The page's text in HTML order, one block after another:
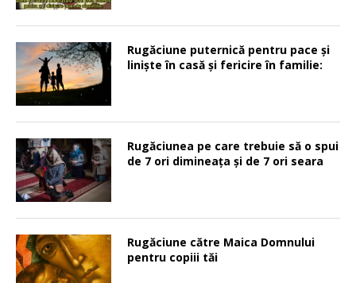
Rugăciune puternică pentru pace şi
linişte în casă şi fericire în familie:
Rugăciunea pe care trebuie să o spui
de 7 ori dimineața și de 7 ori seara
Rugăciune către Maica Domnului
pentru copiii tăi